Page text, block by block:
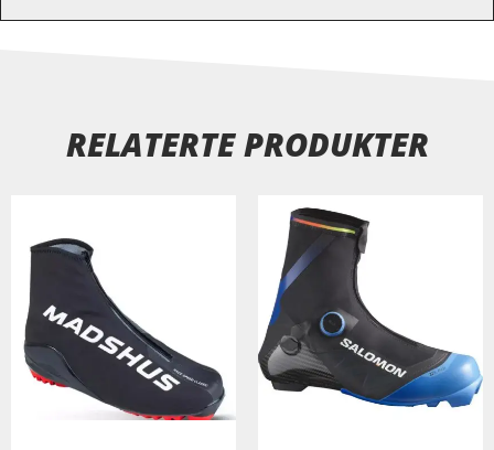
RELATERTE PRODUKTER